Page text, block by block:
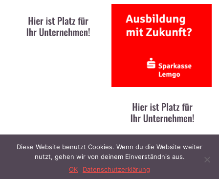
Kontakt |Impressum|Datenschutz
© 2023 Lippe News / designed and developed byStratoflights
Diese Website benutzt Cookies. Wenn du die Website weiter
nutzt, gehen wir von deinem Einverständnis aus.
OK
Datenschutzerklärung